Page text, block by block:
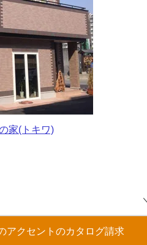
家(トキワ)
アクセントのカタログ請求